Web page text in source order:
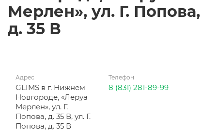
Мерлен», ул. Г. Попова,
д. 35 В
Адрес
GLIMS в г. Нижнем
Новгороде, «Леруа
Мерлен», ул. Г.
Попова, д. 35 В, ул. Г.
Попова, д. 35 В
Телефон
8 (831) 281-89-99